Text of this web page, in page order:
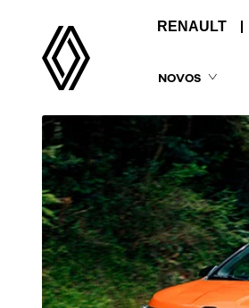
NOVOS